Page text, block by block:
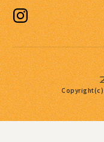
Copyright(c)